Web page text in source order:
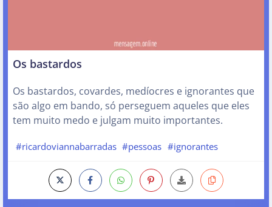
Os bastardos
Os bastardos, covardes, medíocres e ignorantes que
são algo em bando, só perseguem aqueles que eles
tem muito medo e julgam muito importantes.
#ricardoviannabarradas #pessoas #ignorantes